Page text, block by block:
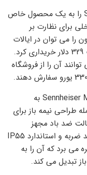
چیزی که هدفون های جدید Sennheiser را به یک محصول خاص
برای نظارت بر
می توان در ایالات
متحده از طریق فروشگاه آمازون با قیمت 329 دلار خریداری کرد.
آن را از فروشگاه
هدفون های بی سیم Sennheiser Momentum Sport به
طراحی نیمه باز برای
ضد باد مجهز
هستند. این محصول همچنین از قاب ضد ضربه و استاندارد IP55
می برد که آن را به
تبدیل می کند.